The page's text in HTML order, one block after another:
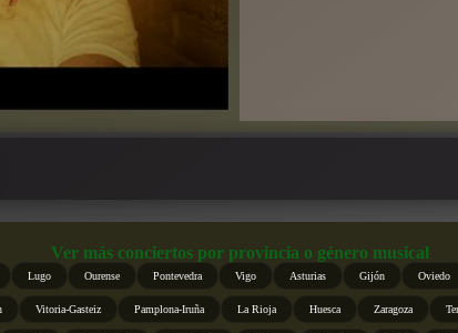
Ver más conciertos por provincia o género musical
Lugo Ourense Pontevedra Vigo Asturias Gijón Oviedo
Vitoria-Gasteiz Pamplona-Iruña La Rioja Huesca Zaragoza